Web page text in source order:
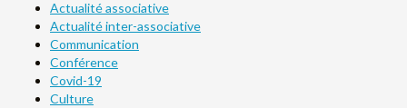
Actualité associative
Actualité inter-associative
Communication
Conférence
Covid-19
Culture